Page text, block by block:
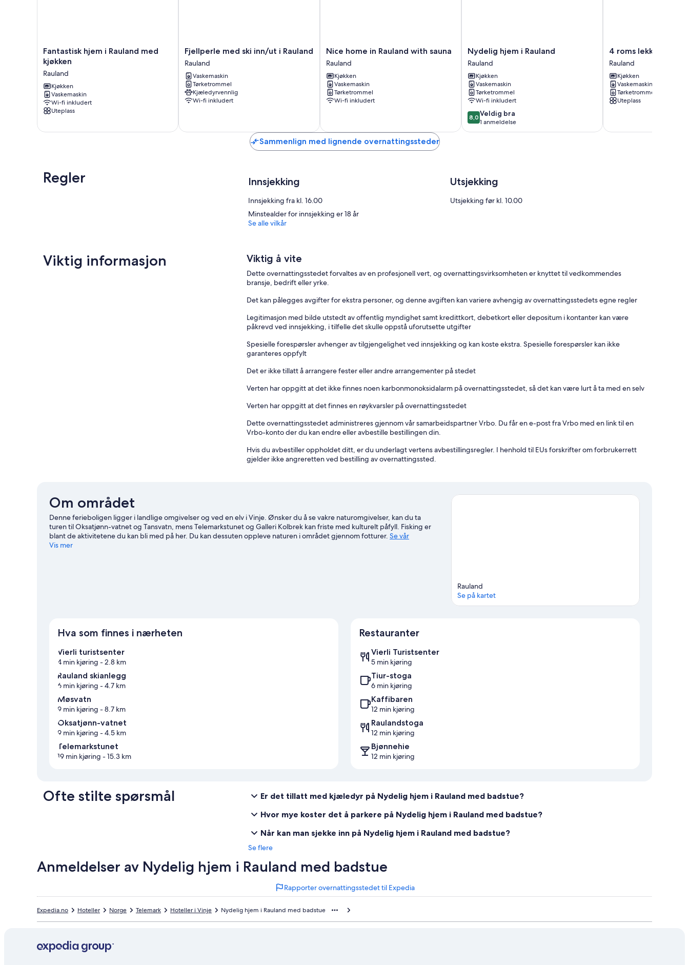
- Strøm inkl.
- Utl. ikke til ungdomsgrupper
Valgfritt:
- Barnestol: 1
Fantastisk
hjem
Rauland
med
kjøkken
Rauland
Fantastisk hjem i Rauland med
kjøkken
Rauland
Kjøkken
Vaskemaskin
Wi-fi inkludert
Uteplass
Fjellperle
med
ski
inn/ut
Rauland
Rauland
Fjellperle med ski inn/ut i Rauland
Rauland
Vaskemaskin
Tørketrommel
Kjæledyrvennlig
Wi-fi inkludert
Nice
home
in
Rauland
with
sauna
Rauland
Nice home in Rauland with sauna
Rauland
Kjøkken
Vaskemaskin
Tørketrommel
Wi-fi inkludert
Nydelig
hjem
i
Rauland
Rauland
Nydelig hjem i Rauland
Rauland
Kjøkken
Vaskemaskin
Tørketrommel
Wi-fi inkludert
8.0
av
10,
8,0 Veldig bra
1 anmeldelse
4
roms
lekker
bolig
Rauland
Rauland
4 roms lekker bolig i
Rauland
Kjøkken
Vaskemaskin
Tørketrommel
Uteplass
Sammenlign med lignende overnattingssteder
Regler Innsjekking
Innsjekking fra kl. 16.00
Minstealder for innsjekking er 18 år
Utsjekking
Utsjekking før kl. 10.00
Se alle vilkår
Viktig informasjon Viktig å vite
Dette overnattingsstedet forvaltes av en profesjonell vert, og overnattingsvirksomheten er knyttet til vedkommendes
bransje, bedrift eller yrke.
Det kan pålegges avgifter for ekstra personer, og denne avgiften kan variere avhengig av overnattingsstedets egne regler
Legitimasjon med bilde utstedt av offentlig myndighet samt kredittkort, debetkort eller depositum i kontanter kan være
påkrevd ved innsjekking, i tilfelle det skulle oppstå uforutsette utgifter
Spesielle forespørsler avhenger av tilgjengelighet ved innsjekking og kan koste ekstra. Spesielle forespørsler kan ikke
garanteres oppfylt
Det er ikke tillatt å arrangere fester eller andre arrangementer på stedet
Verten har oppgitt at det ikke finnes noen karbonmonoksidalarm på overnattingsstedet, så det kan være lurt å ta med en selv
Verten har oppgitt at det finnes en røykvarsler på overnattingsstedet
Dette overnattingsstedet administreres gjennom vår samarbeidspartner Vrbo. Du får en e-post fra Vrbo med en link til en
Vrbo-konto der du kan endre eller avbestille bestillingen din.
Hvis du avbestiller oppholdet ditt, er du underlagt vertens avbestillingsregler. I henhold til EUs forskrifter om forbrukerrett
gjelder ikke angreretten ved bestilling av overnattingssted.
Om området
Denne ferieboligen ligger i landlige omgivelser og ved en elv i Vinje. Ønsker du å se vakre naturomgivelser, kan du ta
turen til Oksatjønn-vatnet og Tansvatn, mens Telemarkstunet og Galleri Kolbrek kan friste med kulturelt påfyll. Fisking er
blant de aktivitetene du kan bli med på her. Du kan dessuten oppleve naturen i området gjennom fotturer. Se vår
reiseguide til Vinje
Vis mer
Rauland
Se på kartet
Hva som finnes i nærheten
Vierli turistsenter
4 min kjøring - 2.8 km
Rauland skianlegg
6 min kjøring - 4.7 km
Møsvatn
9 min kjøring - 8.7 km
Oksatjønn-vatnet
9 min kjøring - 4.5 km
Telemarkstunet
19 min kjøring - 15.3 km
Restauranter
Vierli Turistsenter
5 min kjøring
Tiur-stoga
6 min kjøring
Kaffibaren
12 min kjøring
Raulandstoga
12 min kjøring
Bjønnehie
12 min kjøring
Ofte stilte spørsmål
Er det tillatt med kjæledyr på Nydelig hjem i Rauland med badstue?
Hvor mye koster det å parkere på Nydelig hjem i Rauland med badstue?
Når kan man sjekke inn på Nydelig hjem i Rauland med badstue?
Se flere
Anmeldelser av Nydelig hjem i Rauland med badstue
Rapporter overnattingsstedet til Expedia
Nydelig hjem i Rauland med badstue
Hoteller i Vinje
Telemark
Norge
Hoteller
Expedia.no